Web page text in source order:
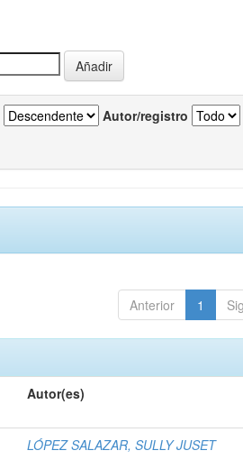
Autor/registro
Anterior 1
Autor(es)
LÓPEZ SALAZAR, SULLY JUSET